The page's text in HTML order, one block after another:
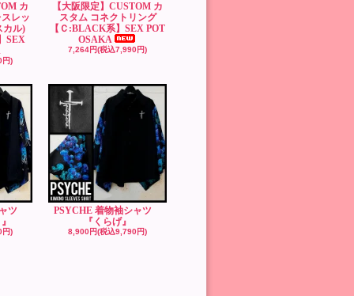
カ
レッ
カル)
SEX
円)
【大阪限定】CUSTOM カ
スタム コネクトリング
【Ｃ:BLACK系】SEX POT
OSAKA
7,264円(税込7,990円)
ツ
円)
PSYCHE 着物袖シャツ
『くらげ』
8,900円(税込9,790円)